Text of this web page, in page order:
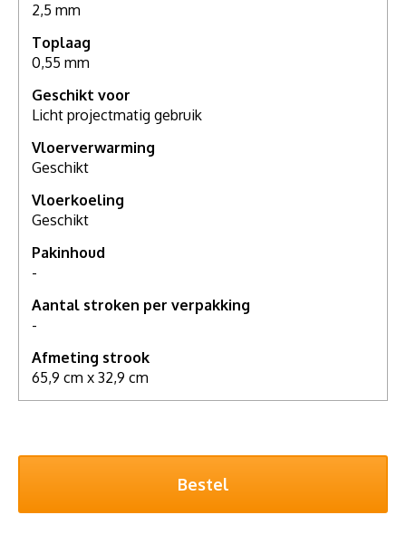
2,5 mm
Toplaag
0,55 mm
Geschikt voor
Licht projectmatig gebruik
Vloerverwarming
Geschikt
Vloerkoeling
Geschikt
Pakinhoud
-
Aantal stroken per verpakking
-
Afmeting strook
65,9 cm x 32,9 cm